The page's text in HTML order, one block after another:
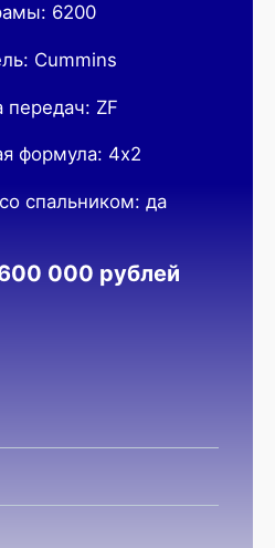
6200
Cummins
передач: ZF
формула: 4х2
спальником: да
000 рублей